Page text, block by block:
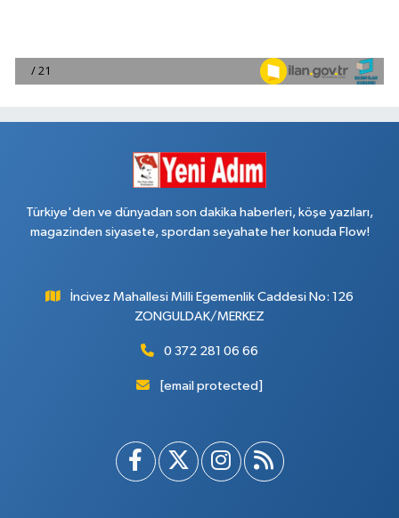
Türkiye'den ve dünyadan son dakika haberleri, köşe yazıları,
magazinden siyasete, spordan seyahate her konuda Flow!
İncivez Mahallesi Milli Egemenlik Caddesi No: 126
ZONGULDAK/MERKEZ
0 372 281 06 66
[email protected]